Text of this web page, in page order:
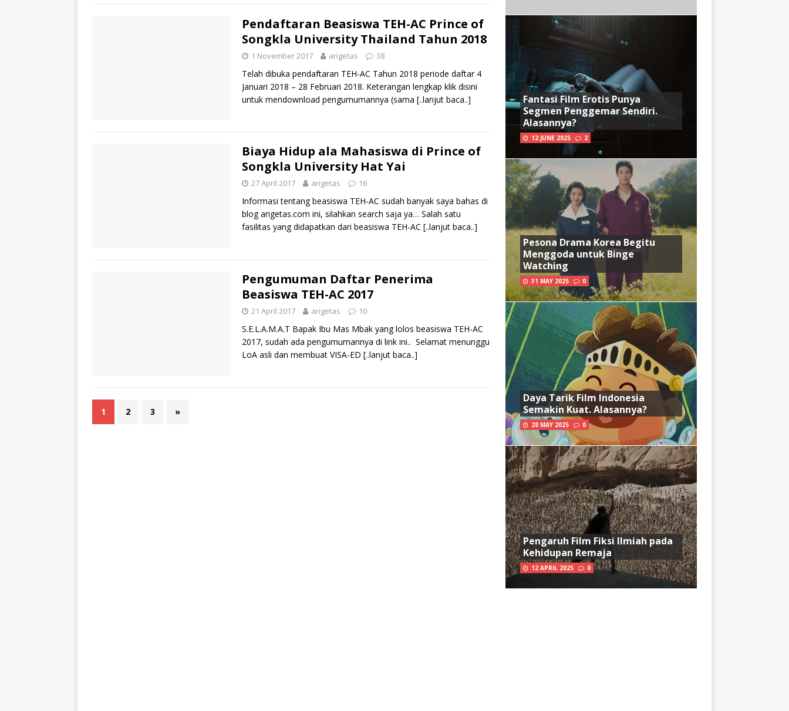
Pendaftaran Beasiswa TEH-AC Prince of
Songkla University Thailand Tahun 2018
1 November 2017 arigetas 38
Telah dibuka pendaftaran TEH-AC Tahun 2018 periode daftar 4
Januari 2018 – 28 Februari 2018. Keterangan lengkap klik disini
untuk mendownload pengumumannya (sama [..lanjut baca..]
Biaya Hidup ala Mahasiswa di Prince of
Songkla University Hat Yai
27 April 2017 arigetas 16
Informasi tentang beasiswa TEH-AC sudah banyak saya bahas di
blog arigetas.com ini, silahkan search saja ya… Salah satu
fasilitas yang didapatkan dari beasiswa TEH-AC [..lanjut baca..]
Pengumuman Daftar Penerima
Beasiswa TEH-AC 2017
21 April 2017 arigetas 10
S.E.L.A.M.A.T Bapak Ibu Mas Mbak yang lolos beasiswa TEH-AC
2017, sudah ada pengumumannya di link ini.. Selamat menunggu
LoA asli dan membuat VISA-ED [..lanjut baca..]
1 2 3 »
Fantasi Film Erotis Punya
Segmen Penggemar Sendiri.
Alasannya?
12 JUNE 2025 2
Pesona Drama Korea Begitu
Menggoda untuk Binge
Watching
31 MAY 2025 0
Daya Tarik Film Indonesia
Semakin Kuat. Alasannya?
28 MAY 2025 0
Pengaruh Film Fiksi Ilmiah pada
Kehidupan Remaja
12 APRIL 2025 0